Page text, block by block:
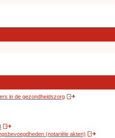
in de gezondheidszorg
(notariële akten)